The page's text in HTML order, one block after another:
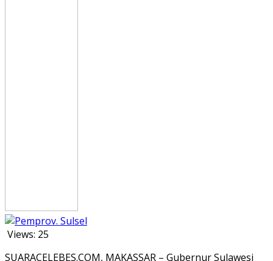
Views: 25
SUARACELEBES.COM, MAKASSAR – Gubernur Sulawesi